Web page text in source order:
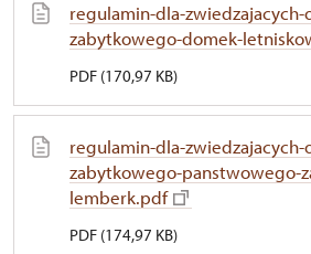
regulamin-dla-
zabytkowego-domek-
PDF (170,97 KB)
regulamin-dla-
zabytkowego-panstwowego-
lemberk.pdf
PDF (174,97 KB)